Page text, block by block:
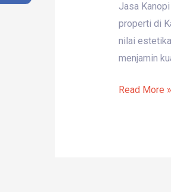
Jasa
properti di
nilai
menjamin
Gunungkidul:
Solusi
Kanopi
Minimalis
Read More »